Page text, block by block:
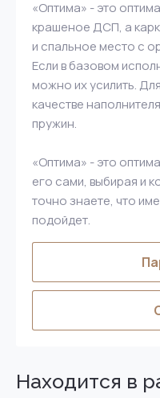
«Оптима» - это
крашеное ДСП, а
и спальное место с
Если в базовом
можно их усилить.
качестве
пружин.
«Оптима» - это
его сами, выбирая и
точно знаете, что
подойдет.
Находится в